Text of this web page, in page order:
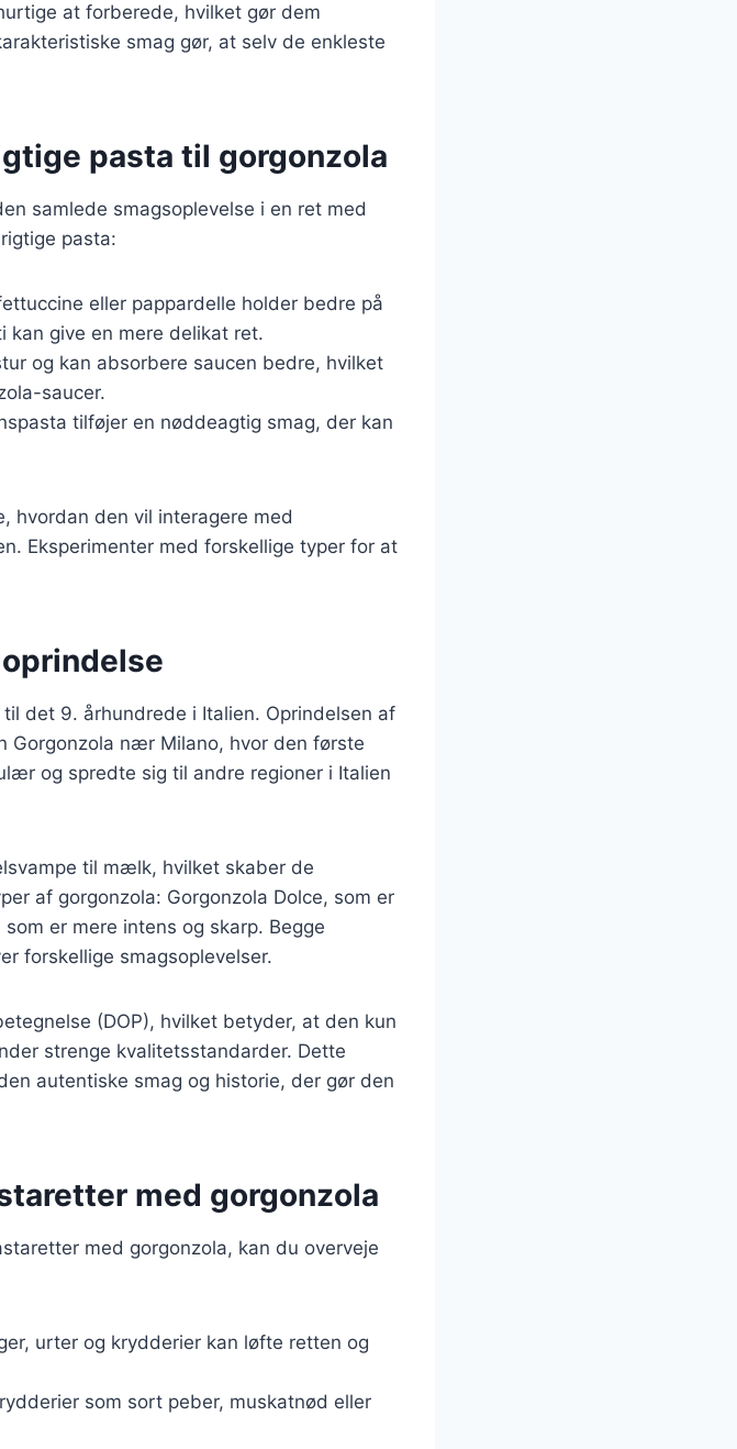
at forberede, hvilket gør dem
smag gør, at selv de enkleste
pasta til gorgonzola
samlede smagsoplevelse i en ret med
pasta:
eller pappardelle holder bedre på
kan give en mere delikat ret.
og kan absorbere saucen bedre, hvilket
saucer.
tilføjer en nøddeagtig smag, der kan
hvordan den vil interagere med
Eksperimenter med forskellige typer for at
det 9. århundrede i Italien. Oprindelsen af
Gorgonzola nær Milano, hvor den første
og spredte sig til andre regioner i Italien
til mælk, hvilket skaber de
af gorgonzola: Gorgonzola Dolce, som er
er mere intens og skarp. Begge
forskellige smagsoplevelser.
(DOP), hvilket betyder, at den kun
strenge kvalitetsstandarder. Dette
autentiske smag og historie, der gør den
med gorgonzola
med gorgonzola, kan du overveje
urter og krydderier kan løfte retten og
som sort peber, muskatnød eller